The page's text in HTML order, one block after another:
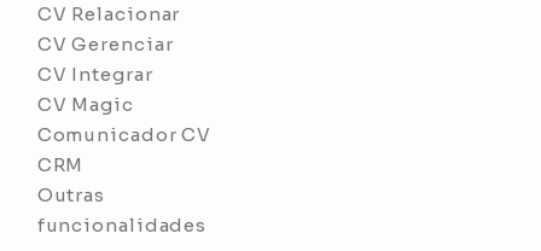
CV Relacionar
CV Gerenciar
CV Integrar
CV Magic
Comunicador CV
CRM
Outras
funcionalidades